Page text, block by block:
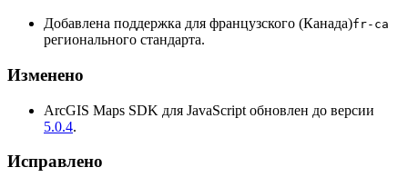
Добавлена поддержка для французского (Канада)fr-ca
регионального стандарта.
Изменено
ArcGIS Maps SDK для JavaScript обновлен до версии
5.0.4.
Исправлено